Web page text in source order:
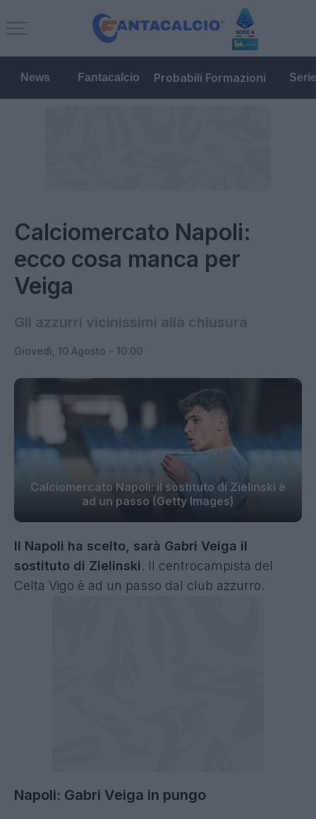
News Fantacalcio Probabili Formazioni
Calciomercato Napoli:
ecco cosa manca per
Veiga
Gli azzurri vicinissimi alla chiusura
Giovedì, 10 Agosto - 10:00
Calciomercato Napoli: il sostituto di Zielinski è
ad un passo (Getty Images)
Il Napoli ha scelto, sarà Gabri Veiga il
sostituto di Zielinski. Il centrocampista del
Celta Vigo è ad un passo dal club azzurro.
Napoli: Gabri Veiga in pungo